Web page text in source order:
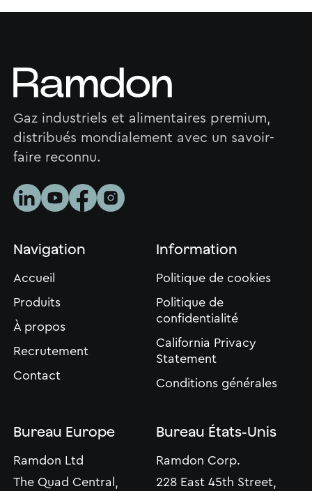
Gaz industriels et alimentaires premium,
distribués mondialement avec un savoir-
faire reconnu.
Navigation
Accueil
Produits
À propos
Recrutement
Contact
Bureau Europe
Ramdon Ltd
The Quad Central,
Bureau États-Unis
Ramdon Corp.
228 East 45th Street,
Information
Politique de cookies
Politique de
confidentialité
California Privacy
Statement
Conditions générales